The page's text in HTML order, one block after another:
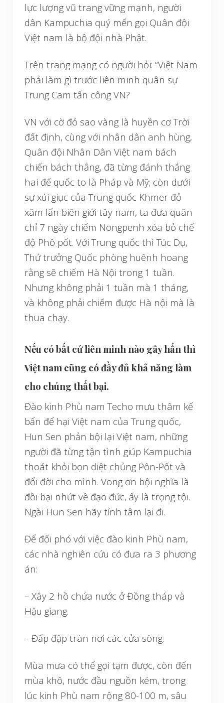
lực lượng vũ trang vững mạnh, người
dân Kampuchia quý mến gọi Quân đội
Việt nam là bộ đội nhà Phật.
Trên trang mạng có người hỏi: “Việt Nam
phải làm gì trước liên minh quân sự
Trung Cam tấn công VN?
VN với cờ đỏ sao vàng là huyền cơ Trời
đất định, cùng với nhân dân anh hùng,
Quân đội Nhân Dân Việt nam bách
chiến bách thắng, đã từng đánh thắng
hai đế quốc to là Pháp và Mỹ; còn dưới
sự xúi giục của Trung quốc Khmer đỏ
xâm lấn biên giới tây nam, ta đưa quân
chỉ 7 ngày chiếm Nongpenh xóa bỏ chế
độ Phô pốt. Với Trung quốc thì Túc Dụ,
Thứ trưởng Quốc phòng huênh hoang
rằng sẽ chiếm Hà Nội trong 1 tuần.
Nhưng không phải 1 tuần mà 1 tháng,
và không phải chiếm được Hà nội mà là
thua chạy.
Nếu có bất cứ liên minh nào gây hấn thì
Việt nam cũng có đầy đủ khả năng làm
cho chúng thất bại.
Đào kinh Phù nam Techo mưu thâm kế
bẩn để hại Việt nam của Trung quốc,
Hun Sen phản bội lại Việt nam, những
người đã từng tận tình giúp Kampuchia
thoát khỏi bọn diệt chủng Pôn-Pốt và
đổi đời cho mình. Vong ơn bội nghĩa là
đồi bại nhứt về đạo đức, ấy là trọng tội.
Ngài Hun Sen hãy tỉnh tâm lại đi.
Để đối phó với việc đào kinh Phù nam,
các nhà nghiên cứu có đưa ra 3 phương
án:
– Xây 2 hồ chứa nước ở Đồng tháp và
Hậu giang.
– Đấp đập tràn nơi các cửa sông.
Mùa mưa có thể gọi tạm được, còn đến
mùa khô, nước đầu nguồn kém, trong
lúc kinh Phù nam rộng 80-100 m, sâu